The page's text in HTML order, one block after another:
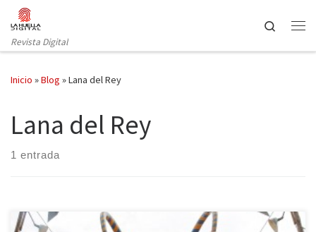
Saltar al contenido
Revista Digital
Search
Inicio »Blog »Lana del Rey
Lana del Rey
1 entrada